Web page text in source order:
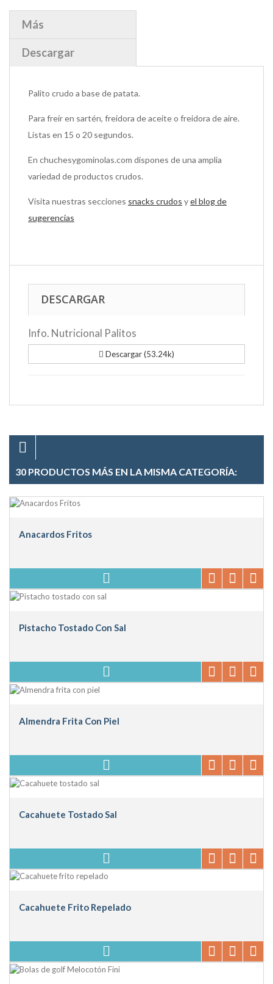
Más
Descargar
Palito crudo a base de patata.
Para freír en sartén, freidora de aceite o freidora de aire.
Listas en 15 o 20 segundos.
En chuchesygominolas.com dispones de una amplia
variedad de productos crudos.
Visita nuestras secciones snacks crudos yel blog de
sugerencias
DESCARGAR
Info. Nutricional Palitos
Descargar (53.24k)
30 PRODUCTOS MÁS EN LA MISMA CATEGORÍA:
Anacardos Fritos
Pistacho Tostado Con Sal
Almendra Frita Con Piel
Cacahuete Tostado Sal
Cacahuete Frito Repelado